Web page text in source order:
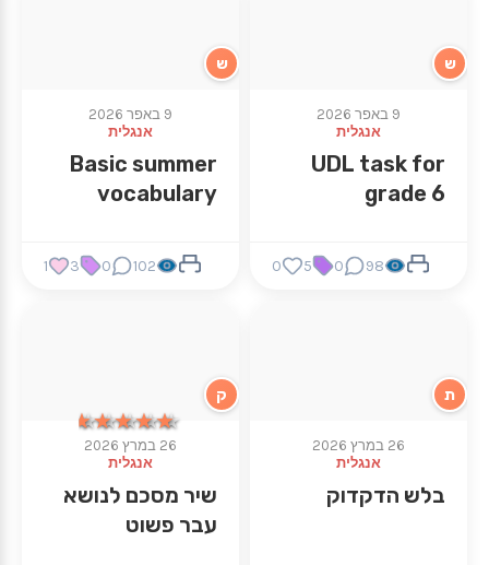
ש
9 באפר 2026
אנגלית
UDL task for
grade 6
98
0
5
0
ש
9 באפר 2026
אנגלית
Basic summer
vocabulary
102
0
3
1
ת
26 במרץ 2026
אנגלית
בלש הדקדוק
★★★★★
★★★★★
ק
26 במרץ 2026
אנגלית
שיר מסכם לנושא
עבר פשוט